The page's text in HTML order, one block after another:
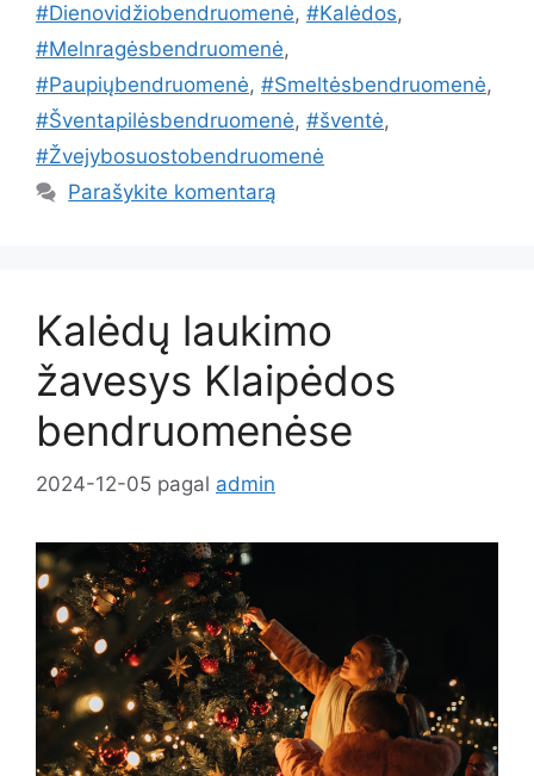
#Dienovidžiobendruomenė, #Kalėdos,
#Melnragėsbendruomenė,
#Paupiųbendruomenė, #Smeltėsbendruomenė,
#Šventapilėsbendruomenė, #šventė,
#Žvejybosuostobendruomenė
Parašykite komentarą
Kalėdų laukimo
žavesys Klaipėdos
bendruomenėse
2024-12-05 pagal admin